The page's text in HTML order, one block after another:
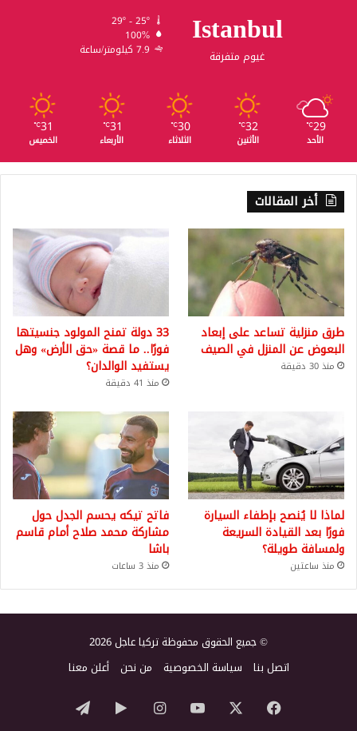
Istanbul
غيوم متفرقة
29º - 25º
100%
7.9 كيلومتر/ساعة
29
℃
الأحد
32
℃
الأثنين
30
℃
الثلاثاء
31
℃
الأربعاء
31
℃
الخميس
أخر المقالات
طرق منزلية تساعد على إبعاد
البعوض عن المنزل في الصيف
منذ 30 دقيقة
33 دولة تمنح المولود جنسيتها
فورًا.. ما قصة «حق الأرض» وهل
يستفيد الوالدان؟
منذ 41 دقيقة
لماذا لا يُنصح بإطفاء السيارة
فورًا بعد القيادة السريعة
ولمسافة طويلة؟
منذ ساعتين
فاتح تيكه يحسم الجدل حول
مشاركة محمد صلاح أمام قاسم
باشا
منذ 3 ساعات
© جميع الحقوق محفوظة تركيا عاجل 2026
اتصل بنا سياسة الخصوصية من نحن أعلن معنا
فيسبوك ‫YouTubeانستقرام‏Googleتيلقرام